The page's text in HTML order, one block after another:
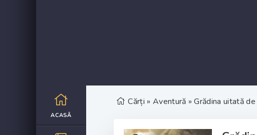
ACASĂ
Cărți » Aventură » Grădina uitată